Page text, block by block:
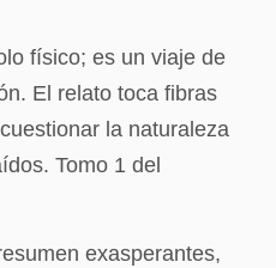
físico; es un viaje de
El relato toca fibras
la naturaleza
Tomo 1 del
exasperantes,